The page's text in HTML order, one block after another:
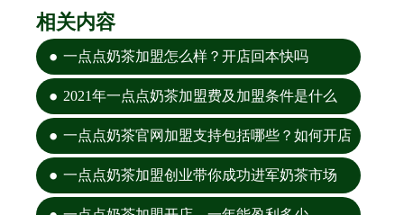
相关内容
一点点奶茶加盟怎么样？开店回本快吗
2021年一点点奶茶加盟费及加盟条件是什么
一点点奶茶官网加盟支持包括哪些？如何开店
一点点奶茶加盟创业带你成功进军奶茶市场